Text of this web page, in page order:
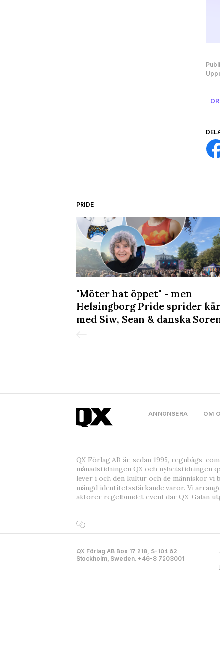
PRIDE
"Möter hat öppet" - men
Helsingborg Pride sprider
med Siw, Sean & danska
ANNONSERA OM
QX Förlag AB är, sedan 1995, regnbågs-
månadstidningen QX och nyhetstidningen
lever i och den kultur och de människor vi
mängd identitetsstärkande varor. Vi
aktörer regelbundet event där QX-Galan
QX Förlag AB Box 17 218, S-104 62
Stockholm, Sweden. +46-8 7203001